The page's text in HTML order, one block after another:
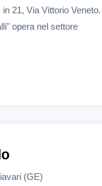
21, Via Vittorio Veneto.
opera nel settore
(GE)